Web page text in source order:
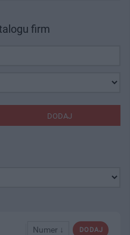
firm
DODAJ
DODAJ
Numer ↓